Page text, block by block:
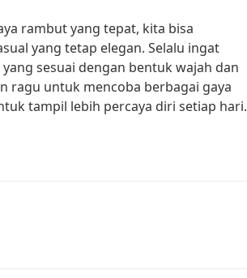
rambut yang tepat, kita bisa
yang tetap elegan. Selalu ingat
sesuai dengan bentuk wajah dan
ragu untuk mencoba berbagai gaya
tampil lebih percaya diri setiap hari.